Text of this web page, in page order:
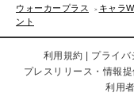
ウォーカープラス キャラ
ント
利用規約 プライバ
プレスリリース・情報提
利用